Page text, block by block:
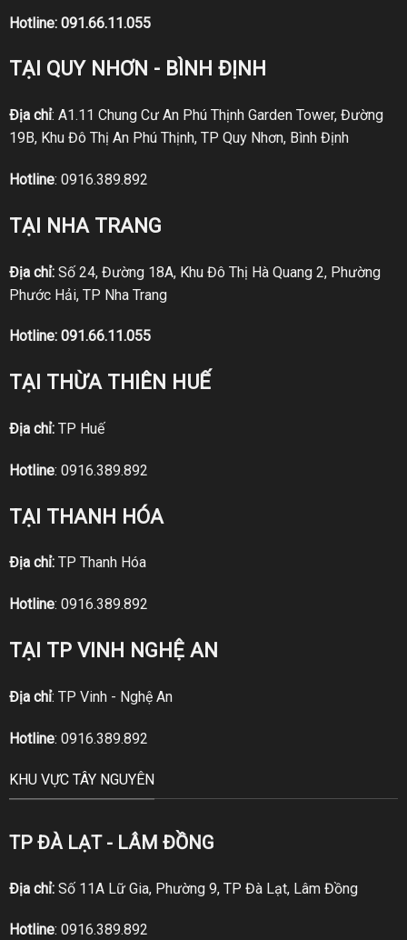
Hotline: 091.66.11.055
TẠI QUY NHƠN - BÌNH ĐỊNH
Địa chỉ: A1.11 Chung Cư An Phú Thịnh Garden Tower, Đường
19B, Khu Đô Thị An Phú Thịnh, TP Quy Nhơn, Bình Định
Hotline: 0916.389.892
TẠI NHA TRANG
Địa chỉ:Số 24, Đường 18A, Khu Đô Thị Hà Quang 2, Phường
Phước Hải, TP Nha Trang
Hotline: 091.66.11.055
TẠI THỪA THIÊN HUẾ
Địa chỉ:TP Huế
Hotline: 0916.389.892
TẠI THANH HÓA
Địa chỉ:TP Thanh Hóa
Hotline: 0916.389.892
TẠI TP VINH NGHỆ AN
Địa chỉ: TP Vinh - Nghệ An
Hotline: 0916.389.892
KHU VỰC TÂY NGUYÊN
TP ĐÀ LẠT - LÂM ĐỒNG
Địa chỉ:Số 11A Lữ Gia, Phường 9, TP Đà Lạt, Lâm Đồng
Hotline: 0916.389.892